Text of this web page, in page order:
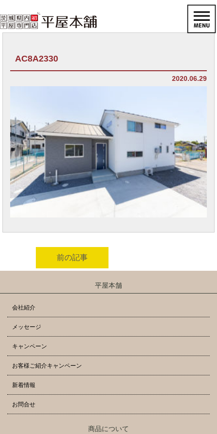
AC8A2330
2020.06.29
前の記事
平屋本舗
会社紹介
メッセージ
キャンペーン
お客様ご紹介キャンペーン
新着情報
お問合せ
商品について